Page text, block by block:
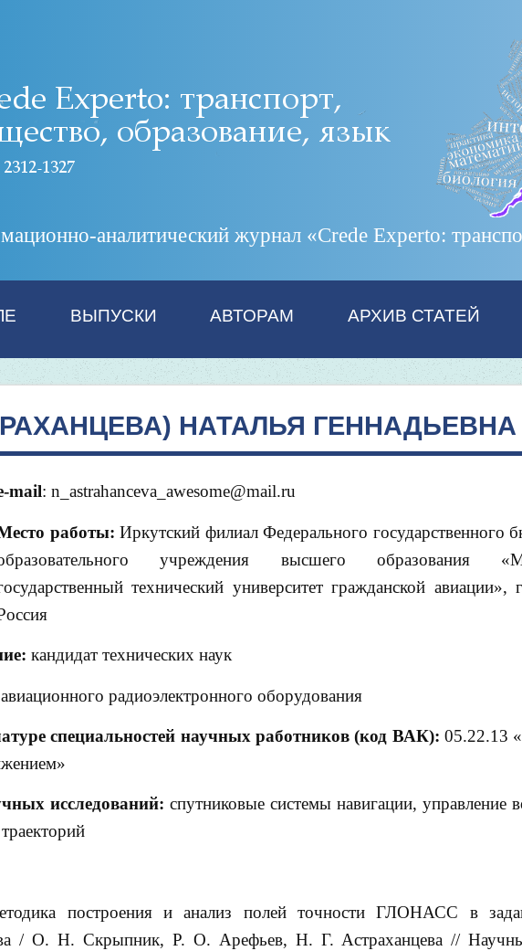
аналитический журнал «Crede Experto:
ВЫПУСКИ АВТОРАМ АРХИВ СТАТЕЙ
НАТАЛЬЯ ГЕННАДЬЕВНА
mail: n_astrahanceva_awesome@mail.ru
работы: Иркутский филиал Федерального государственного
учреждения высшего образования
технический университет гражданской авиации»,
кандидат технических наук
радиоэлектронного оборудования
специальностей научных работников (код ВАК):05.22.13
исследований: cпутниковые системы навигации, управление
построения и анализ полей точности ГЛОНАСС в
/ О. Н. Скрыпник, Р. О. Арефьев, Н. Г. Астраханцева //